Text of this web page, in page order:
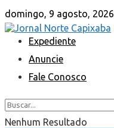
domingo, 9 agosto, 2026
Expediente
Anuncie
Fale Conosco
Nenhum Resultado